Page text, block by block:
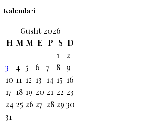
Kalendari
Gusht 2026
H M M E P S D
1
2
3
4 5 6 7 8
9
10 11 12 13 14 15 16
17 18 19 20 21 22 23
24 25 26 27 28 29 30
31